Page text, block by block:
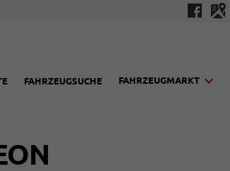
FAHRZEUGSUCHE FAHRZEUGMARKT